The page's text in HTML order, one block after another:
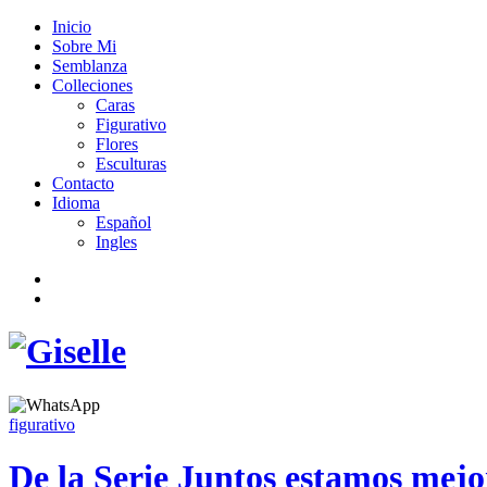
Inicio
Sobre Mi
Semblanza
Colleciones
Caras
Figurativo
Flores
Esculturas
Contacto
Idioma
Español
Ingles
figurativo
De la Serie Juntos estamos